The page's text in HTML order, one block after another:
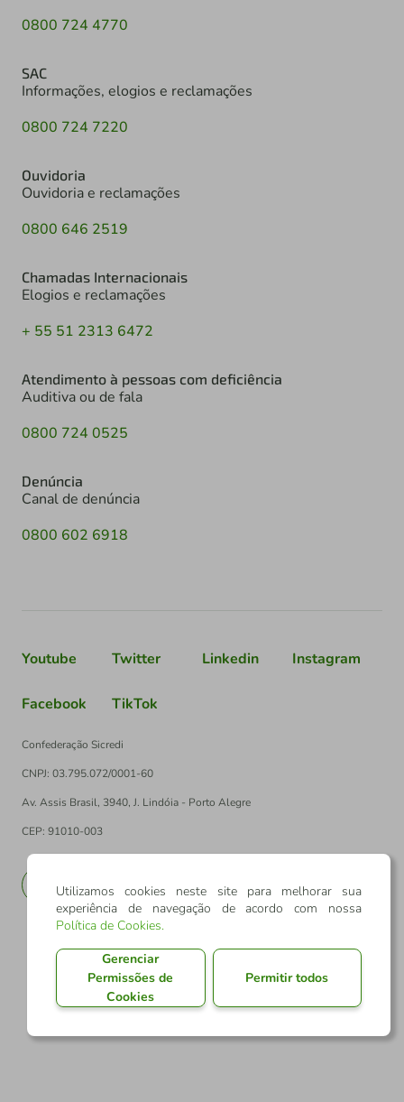
0800 724 4770
SAC
Informações, elogios e reclamações
0800 724 7220
Ouvidoria
Ouvidoria e reclamações
0800 646 2519
Chamadas Internacionais
Elogios e reclamações
+ 55 51 2313 6472
Atendimento à pessoas com deficiência
Auditiva ou de fala
0800 724 0525
Denúncia
Canal de denúncia
0800 602 6918
Youtube Twitter Linkedin Instagram
Facebook TikTok
Confederação Sicredi
CNPJ: 03.795.072/0001-60
Av. Assis Brasil, 3940, J. Lindóia - Porto Alegre
CEP: 91010-003
Utilizamos cookies neste site para melhorar sua
experiência de navegação de acordo com nossa
Política de Cookies.
Gerenciar
Permissões de
Cookies
Permitir todos